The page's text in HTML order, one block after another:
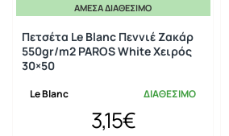
ΆΜΕΣΑ ΔΙΑΘΈΣΙΜΟ
Le Blanc ΔΙΑΘΕΣΙΜΟ
Πετσέτα Le Blanc Πεννιέ Ζακάρ
550gr/m2 PAROS White Χειρός
30×50
3,15€